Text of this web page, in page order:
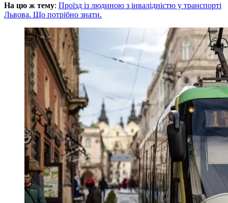
На цю ж тему: Проїзд із людиною з інвалідністю у транспорті
Львова. Що потрібно знати.